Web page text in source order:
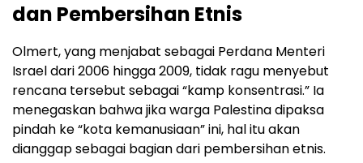
dan Pembersihan Etnis
Olmert, yang menjabat sebagai Perdana Menteri
Israel dari 2006 hingga 2009, tidak ragu menyebut
rencana tersebut sebagai “kamp konsentrasi.” Ia
menegaskan bahwa jika warga Palestina dipaksa
pindah ke “kota kemanusiaan” ini, hal itu akan
dianggap sebagai bagian dari pembersihan etnis.